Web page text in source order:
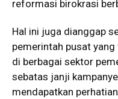
reformasi birokrasi
Hal ini juga dianggap
pemerintah pusat
di berbagai sektor
sebatas janji
mendapatkan